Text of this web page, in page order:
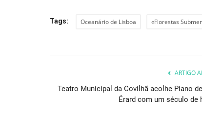
Tags: Oceanário de Lisboa «Florestas
ARTIGO
Teatro Municipal da Covilhã acolhe Piano
Érard com um século de
Cultura